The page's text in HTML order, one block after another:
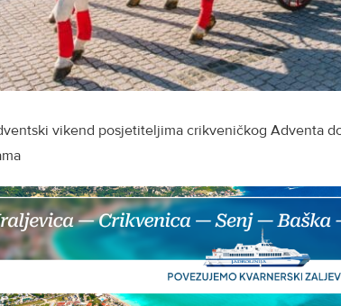
vikend posjetiteljima crikveničkog Adventa